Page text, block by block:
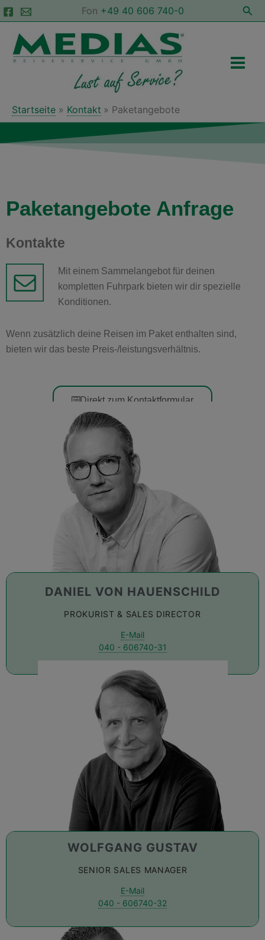
Zum
Inhalt
springen
Fon +49 40 606 740-0
Menu
Startseite Kontakt Paketangebote
Paketangebote Anfrage
Kontakte
Mit einem Sammelangebot für deinen
kompletten Fuhrpark bieten wir dir spezielle
Konditionen.
Wenn zusätzlich deine Reisen im Paket enthalten sind,
bieten wir das beste Preis-/leistungsverhältnis.
Direkt zum Kontaktformular
DANIEL VON HAUENSCHILD
PROKURIST & SALES DIRECTOR
E-Mail
040 - 606740-31
WOLFGANG GUSTAV
SENIOR SALES MANAGER
E-Mail
040 - 606740-32